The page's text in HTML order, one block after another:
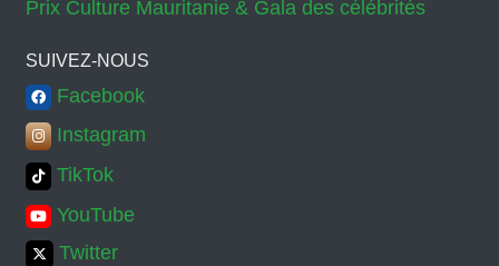
Prix Culture Mauritanie & Gala des célébrités
SUIVEZ-NOUS
Facebook
Instagram
TikTok
YouTube
Twitter